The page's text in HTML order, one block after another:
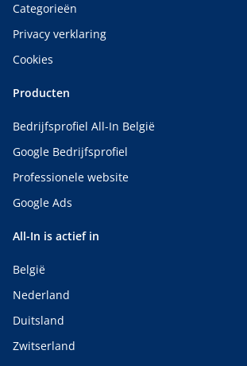
Categorieën
Privacy verklaring
Cookies
Producten
Bedrijfsprofiel All-In België
Google Bedrijfsprofiel
Professionele website
Google Ads
All-In is actief in
België
Nederland
Duitsland
Zwitserland